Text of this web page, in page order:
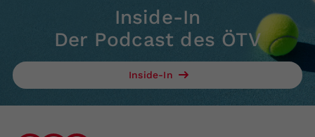
Inside-In
Der Podcast des ÖTV
Inside-In